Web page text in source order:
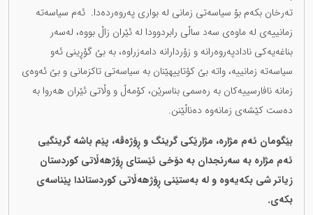
تەرخان بکەم بۆ سیاسەتی زمانی لە بواری پەروەردەدا. ئەم سیاسەتە
زمانییەی لە ماوەی سەد ساڵی رابردوودا لە ئێران زاڵ بووە، لەسەر
بناغەیەکی نادادپەروەرانە و زۆردارانە دامەزراوە، بە بێ گۆڕینی ئەو
سیاسەتە زمانییە، واتە بێ کۆتاییهێنان بە سیاسەتی تاکزمانی و بێ ئەوەی
زمانە نافارسییەکان بە رەسمی بناسرێن، کۆمەڵ و وڵاتی ئێران هەروا بە
دەست کێشەی زمانەوە دەناڵێنن.
بێگومان ئەم مژارە، مژارێکی گرینگ و ڕۆژەڤە، پێم باشە گرینگیی
ئەم مژارە بە سەرنجدان بە دۆخی ئێستای ڕۆژهەڵاتی کوردستان
زیاتر شی بکەیەوە و لە بەستێنی ڕۆژهەڵاتی کوردستاندا پێناسەی
بکەی.